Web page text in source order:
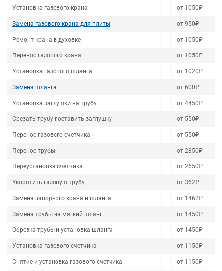
Установка газового крана от 1050₽
Замена газового крана для плиты от 950₽
Ремонт крана в духовке от 1050₽
Перенос газового крана от 1050₽
Установка газового шланга от 1020₽
Замена шланга от 600₽
Установка заглушки на трубу от 4450₽
Срезать трубу поставить заглушку от 550₽
Перенос газового счетчика от 550₽
Перенос трубы от 2850₽
Переустановка счётчика от 2650₽
Укоротить газовую трубу от 362₽
Замена запорного крана и шланга от 1462₽
Замена трубы на мягкий шланг от 1450₽
Обрезка трубы и установка шланга от 1450₽
Установка газового счетчика от 1150₽
Снятие и установка газового счетчика от 1150₽